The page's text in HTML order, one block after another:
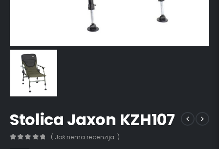
Stolica Jaxon KZH107
( Još nema recenzija. )